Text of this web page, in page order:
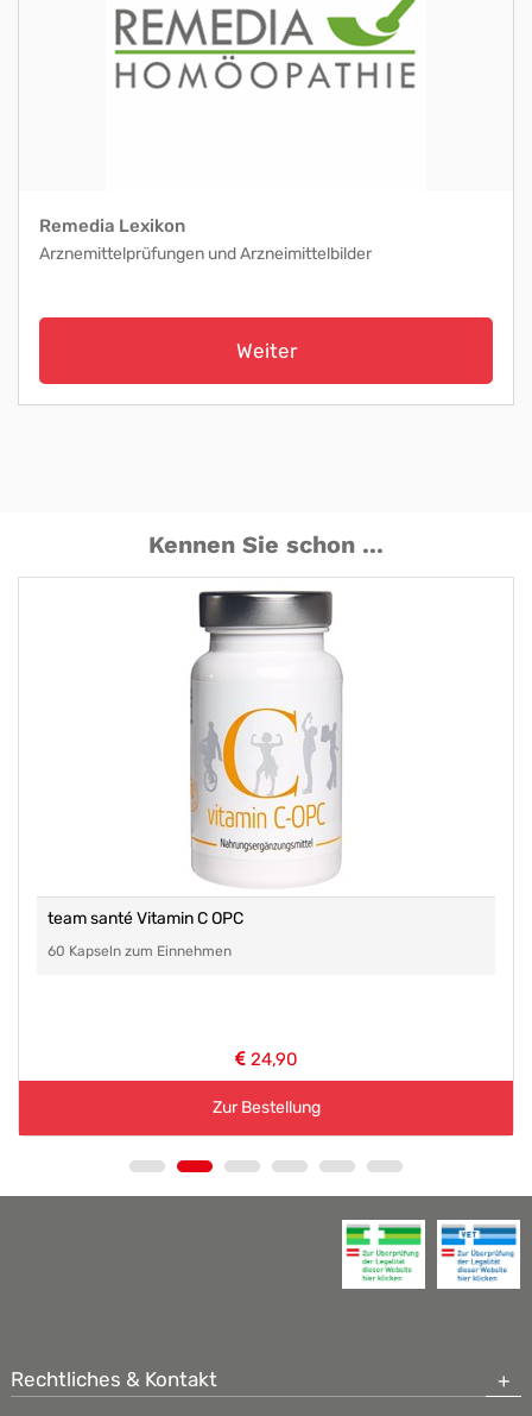
Remedia Lexikon
Arznemittelprüfungen und Arzneimittelbilder
Weiter
Kennen Sie schon ...
team santé Vitamin C OPC
60 Kapseln zum Einnehmen
24,90
Zur Bestellung
Rechtliches & Kontakt